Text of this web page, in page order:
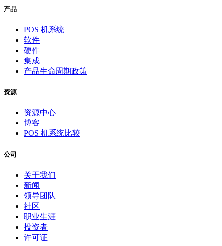
产品
POS 机系统
软件
硬件
集成
产品生命周期政策
资源
资源中心
博客
POS 机系统比较
公司
关于我们
新闻
领导团队
社区
职业生涯
投资者
许可证